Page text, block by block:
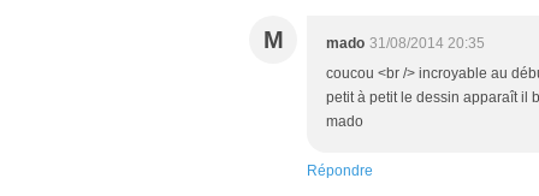
M mado 31/08/2014 20:35
coucou <br /> incroyable au
petit à petit le dessin apparaît il
mado
Répondre